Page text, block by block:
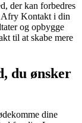
der kan forbedres
Afry Kontakt i din
og opbygge
til at skabe mere
du ønsker
dine